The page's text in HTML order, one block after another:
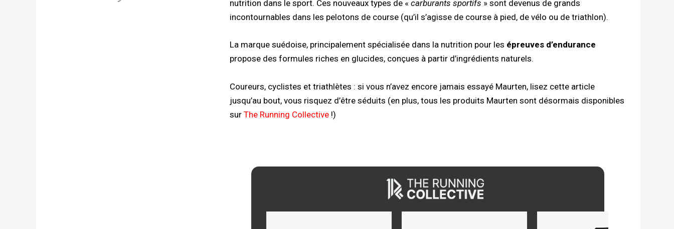
nutrition dans le sport. Ces nouveaux types de « carburants sportifs » sont devenus de grands
incontournables dans les pelotons de course (qu’il s’agisse de course à pied, de vélo ou de triathlon).
La marque suédoise, principalement spécialisée dans la nutrition pour les épreuves d’endurance
propose des formules riches en glucides, conçues à partir d’ingrédients naturels.
Coureurs, cyclistes et triathlètes : si vous n’avez encore jamais essayé Maurten, lisez cette article
jusqu’au bout, vous risquez d’être séduits (en plus, tous les produits Maurten sont désormais disponibles
surThe Running Collective!)